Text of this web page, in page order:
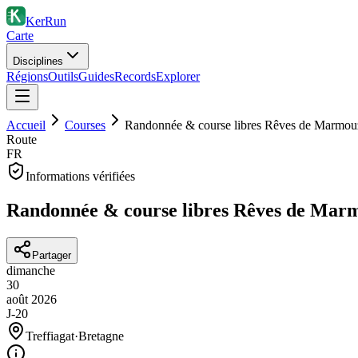
KerRun
Carte
Disciplines
RégionsOutilsGuidesRecordsExplorer
Accueil Courses
Randonnée & course libres Rêves de
Route
FR
Informations vérifiées
Randonnée & course libres Rêves de
Partager
dimanche
30
août 2026
J-20
Treffiagat·Bretagne